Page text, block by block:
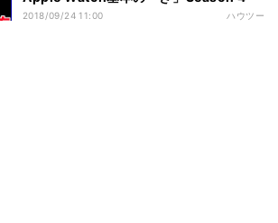
2018/09/24 11:00 ハウツー